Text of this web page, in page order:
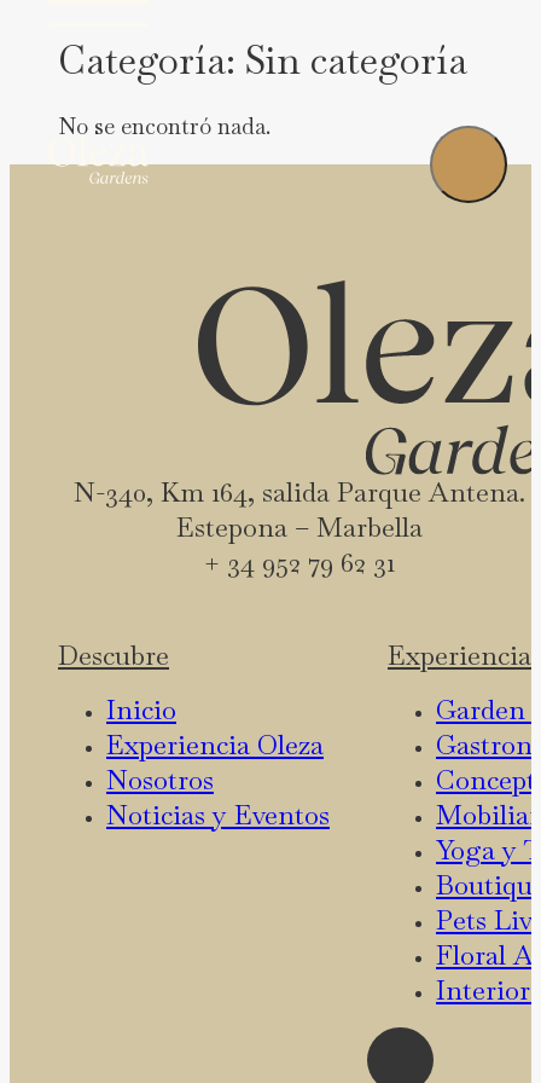
Categoría: Sin categoría
No se encontró nada.
Descubre
Inicio
Experiencia Oleza
Nosotros
Noticias y Eventos
Experiencias
Garden
Yoga y
Pets
Floral
N-340, Km 164, salida Parque Antena.
Estepona – Marbella
+ 34 952 79 62 31